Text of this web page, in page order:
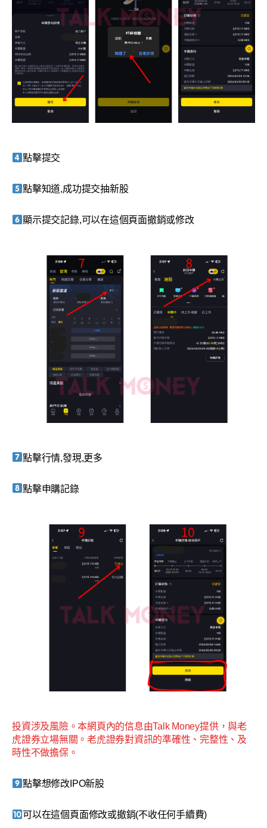
點擊提交
點擊知道,成功提交抽新股
顯示提交記錄,可以在這個頁面撤銷或修改
點擊行情,發現,更多
點擊申購記錄
投資涉及風險。本網頁內的信息由Talk Money提供，與老
虎證券立場無關。老虎證券對資訊的準確性、完整性、及
時性不做擔保。
點擊想修改IPO新股
可以在這個頁面修改或撤銷(不收任何手續費)